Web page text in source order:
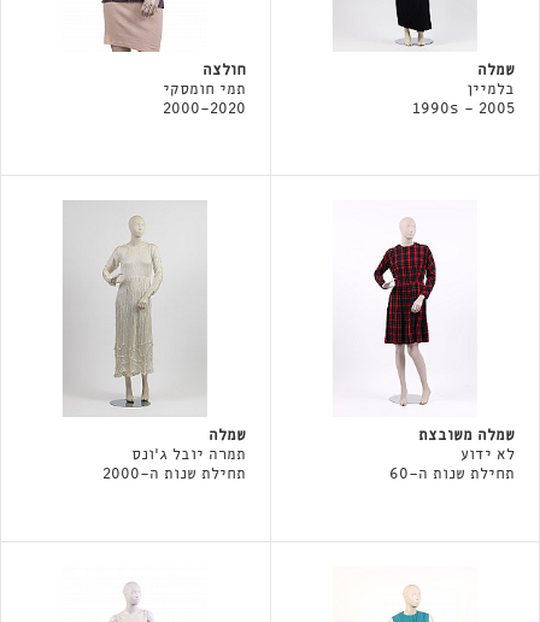
שמלה
בלמיין
1990s - 2005
חולצה
תמי חומסקי
2000-2020
שמלה משובצת
לא ידוע
תחילת שנות ה-60
שמלה
תמרה יובל ג׳ונס
תחילת שנות ה-2000